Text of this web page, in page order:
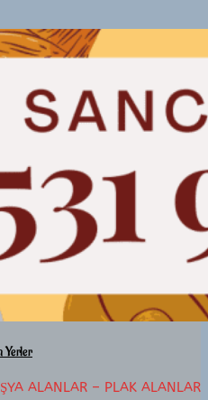
Yerler
ALANLAR – PLAK ALANLAR